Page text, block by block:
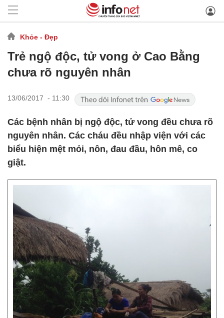
Khỏe - Đẹp
Trẻ ngộ độc, tử vong ở Cao Bằng
chưa rõ nguyên nhân
13/06/2017 - 11:30
Các bệnh nhân bị ngộ độc, tử vong đều chưa rõ
nguyên nhân. Các cháu đều nhập viện với các
biểu hiện mệt mỏi, nôn, đau đầu, hôn mê, co
giật.